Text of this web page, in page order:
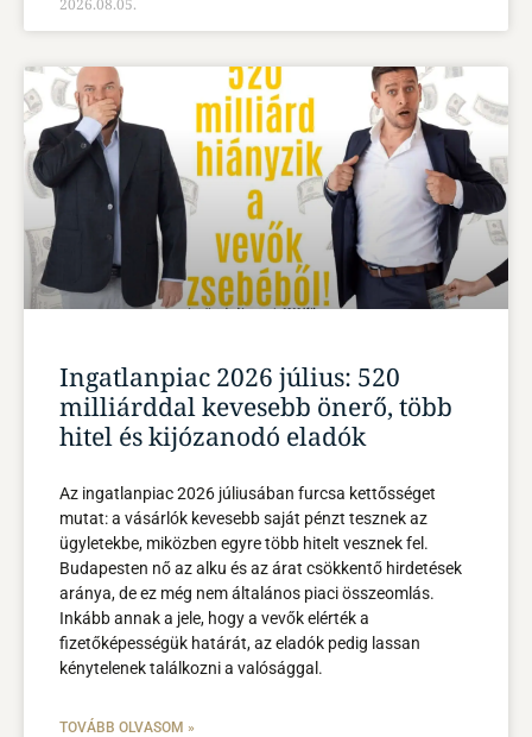
Ingatlanpiac 2026 július: 520
milliárddal kevesebb önerő, több
hitel és kijózanodó eladók
Az ingatlanpiac 2026 júliusában furcsa kettősséget
mutat: a vásárlók kevesebb saját pénzt tesznek az
ügyletekbe, miközben egyre több hitelt vesznek fel.
Budapesten nő az alku és az árat csökkentő hirdetések
aránya, de ez még nem általános piaci összeomlás.
Inkább annak a jele, hogy a vevők elérték a
fizetőképességük határát, az eladók pedig lassan
kénytelenek találkozni a valósággal.
TOVÁBB OLVASOM »